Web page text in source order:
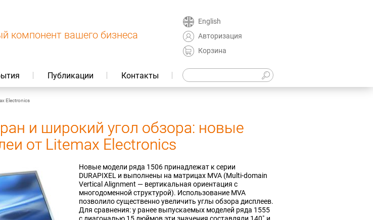
компонент вашего бизнеса
English
Авторизация
Корзина
Публикации Контакты
Electronics
и широкий угол обзора: новые
от Litemax Electronics
Новые модели ряда 1506 принадлежат к серии
DURAPIXEL и выполнены на матрицах MVA (Multi-domain
Vertical Alignment — вертикальная ориентация с
многодоменной структурой). Использование MVA
позволило существенно увеличить углы обзора дисплеев.
Для сравнения: у ранее выпускаемых моделей ряда 1555